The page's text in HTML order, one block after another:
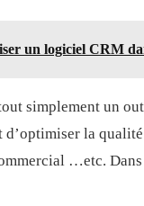
un logiciel CRM
simplement un
la
…etc.